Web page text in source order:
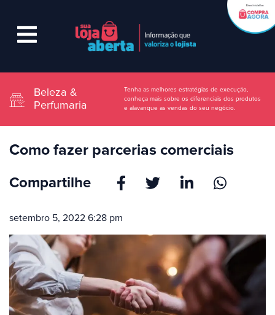
Beleza &
Perfumaria
Tenha as melhores estratégias de execução,
conheça mais sobre os diferenciais dos produtos
e alavanque as vendas do seu negócio.
Como fazer parcerias comerciais
Compartilhe
setembro 5, 2022 6:28 pm